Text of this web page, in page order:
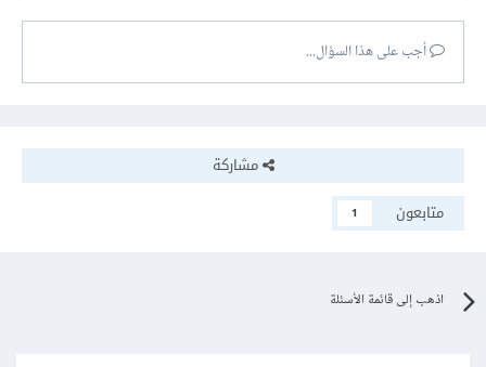
أجب على هذا السؤال...
مشاركة
متابعون
1
اذهب إلى قائمة الأسئلة